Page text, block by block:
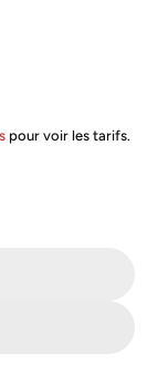
pour voir les tarifs.
/&gt;